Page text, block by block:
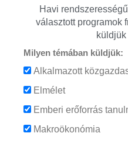
Havi
választott programok
Milyen témában küldjük:
Alkalmazott
Elmélet
Emberi erőforrás
Makroökonómia